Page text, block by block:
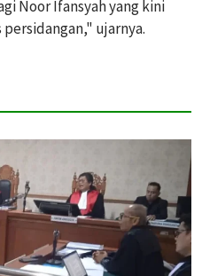
Noor Ifansyah yang kini
ujarnya.